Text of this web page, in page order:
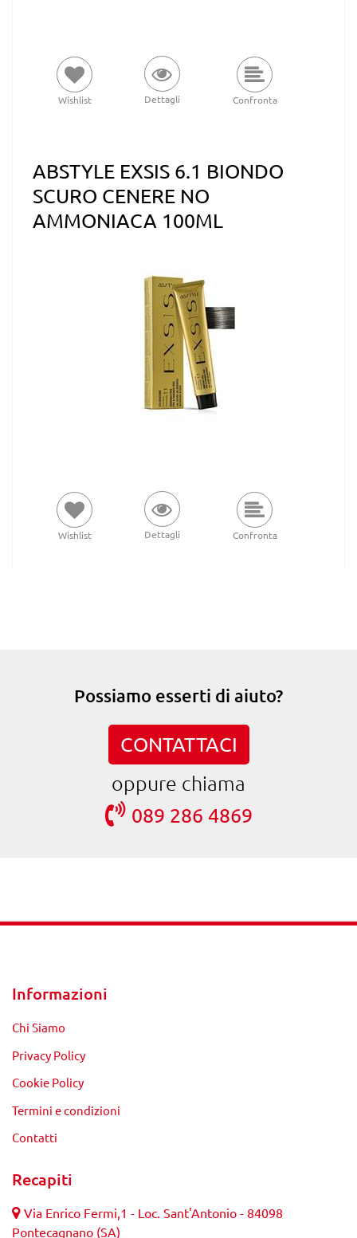
Wishlist Dettagli Confronta
ABSTYLE EXSIS 6.1 BIONDO
SCURO CENERE NO
AMMONIACA 100ML
Wishlist Dettagli Confronta
Possiamo esserti di aiuto?
CONTATTACI
oppure chiama
089 286 4869
Informazioni
Chi Siamo
Privacy Policy
Cookie Policy
Termini e condizioni
Contatti
Recapiti
Via Enrico Fermi,1 - Loc. Sant'Antonio - 84098
Pontecagnano (SA)